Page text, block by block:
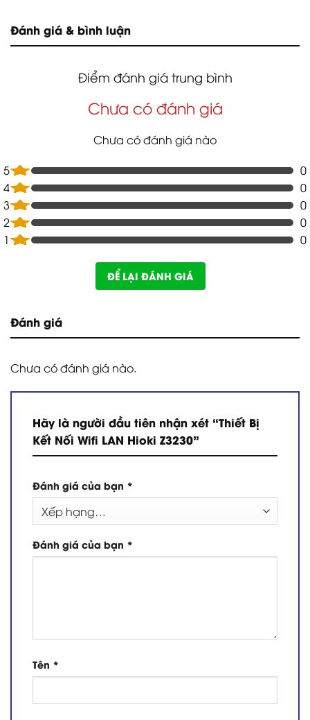
Đánh giá & bình luận
Điểm đánh giá trung bình
Chưa có đánh giá
Chưa có đánh giá nào
5
0
4
0
3
0
2
0
1
0
ĐỂ LẠI ĐÁNH GIÁ
Đánh giá
Chưa có đánh giá nào.
Hãy là người đầu tiên nhận xét “Thiết Bị
Kết Nối Wifi LAN Hioki Z3230”
Đánh giá của bạn *
Đánh giá của bạn *
Tên *